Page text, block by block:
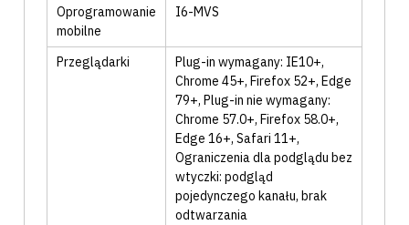
Oprogramowanie
mobilne
I6-MVS
Przeglądarki
Plug-in wymagany: IE10+,
Chrome 45+, Firefox 52+, Edge
79+, Plug-in nie wymagany:
Chrome 57.0+, Firefox 58.0+,
Edge 16+, Safari 11+,
Ograniczenia dla podglądu bez
wtyczki: podgląd
pojedynczego kanału, brak
odtwarzania